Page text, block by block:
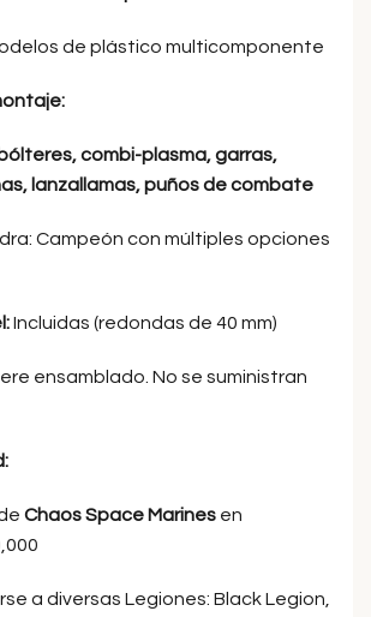
de plástico multicomponente
combi-plasma, garras,
lanzallamas, puños de combate
Campeón con múltiples opciones
Incluidas (redondas de 40 mm)
ensamblado. No se suministran
Chaos Space Marines en
a diversas Legiones: Black Legion,